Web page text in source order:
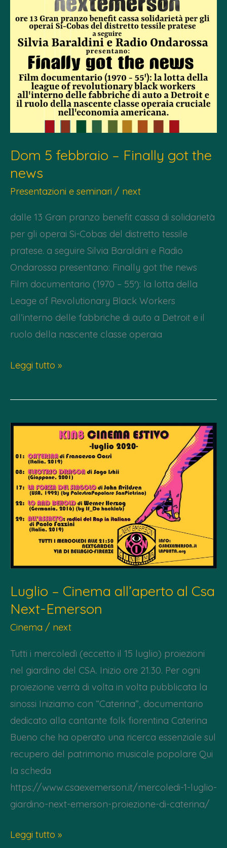
Dom 5 febbraio – Finally got the
news
Presentazioni e seminari / next
dalle 13 Gran pranzo benefit cassa di solidarietà
per gli operai Si-Cobas del distretto tessile
pratese. a seguire Silvia Baraldini e Radio
Ondarossa presentano: Finally got the news
Film documentario (1970 – 55′): la lotta della
Leage of Revolutionary Black Workers
all’interno delle fabbriche di auto a Detroit e il
ruolo della nascente classe operaia
Dom
febbraio
the
news
Leggi tutto »
Luglio – Cinema all’aperto al Csa
Next-Emerson
Cinema / next
Tutti i mercoledì (eccetto il 15 luglio) proiezioni
nel giardino del CSA. Inizio ore 21.30. Per ogni
proiezione verrà di volta in volta pubblicata la
sinossi Iniziamo con “Caterina”, documentario
dedicato alla cantante folk fiorentina Caterina
Bueno che ha operato una ricerca essenziale sul
recupero del patrimonio musicale popolare Qui
la scheda
https://www.csaexemerson.it/mercoledi-1-luglio-
giardino-next-emerson-proiezione-di-caterina/
Luglio
Leggi tutto »